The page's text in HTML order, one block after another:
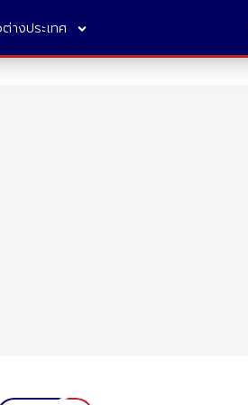
ต่างประเทศ